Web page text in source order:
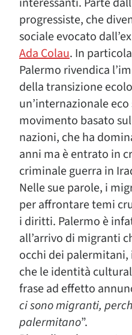
progressiste, che
sociale evocato dall’ex
Ada Colau. In
Palermo rivendica
della transizione
un’internazionale
movimento basato
nazioni, che ha
anni ma è entrato in
criminale guerra in
Nelle sue parole, i
per affrontare temi
i diritti. Palermo è
all’arrivo di migranti
occhi dei
che le identità
frase ad effetto
ci sono migranti,
palermitano”.